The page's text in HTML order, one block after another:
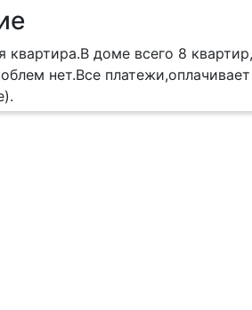
квартира.В доме всего 8
нет.Все